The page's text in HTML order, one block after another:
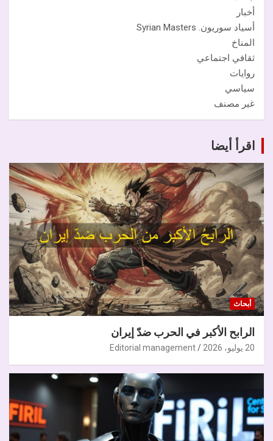
أخبار
أسياد سوريون. Syrian Masters
المناخ
ثقافي اجتماعي
روايات
سياسي
غير مصنف
اقرأ أيضا
أبحاث
الرابح الأكبر في الحرب ضدّ إيران
20 يوليو، 2026 Editorial management